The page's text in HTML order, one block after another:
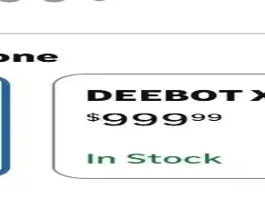
otomatik su yönetimi ve kablosuz
karşı karşıyadır. Uygun fiyatlı ve
özellikleri, kullanıcı deneyimleri ve